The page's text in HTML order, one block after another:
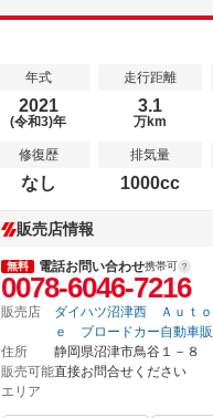
年式
2021
(令和3)年
走行距離
3.1
万km
修復歴
なし
排気量
1000cc
販売店情報
無料 電話お問い合わせ携帯可
0078-6046-7216
販売店
ダイハツ沼津西 Ａｕｔ
ｅ ブロードカー自動車
住所
静岡県沼津市鳥谷１－８
販売可能
エリア
直接お問合せください